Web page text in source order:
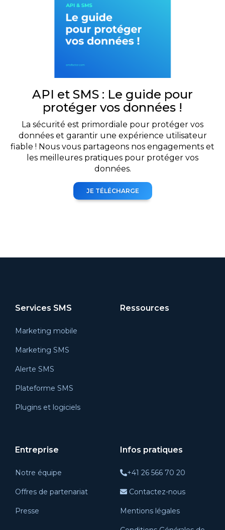
API et SMS : Le guide pour
protéger vos données !
La sécurité est primordiale pour protéger vos
données et garantir une expérience utilisateur
fiable ! Nous vous partageons nos engagements et
les meilleures pratiques pour protéger vos
données.
JE TÉLÉCHARGE
Services SMS
Marketing mobile
Marketing SMS
Alerte SMS
Plateforme SMS
Plugins et logiciels
Ressources
Entreprise
Notre équipe
Offres de partenariat
Presse
Infos pratiques
+41 26 566 70 20
Contactez-nous
Mentions légales